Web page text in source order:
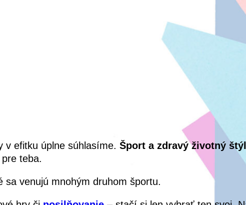
v efitku úplne súhlasíme. Šport a zdravý životný
teba.
sa venujú mnohým druhom športu.